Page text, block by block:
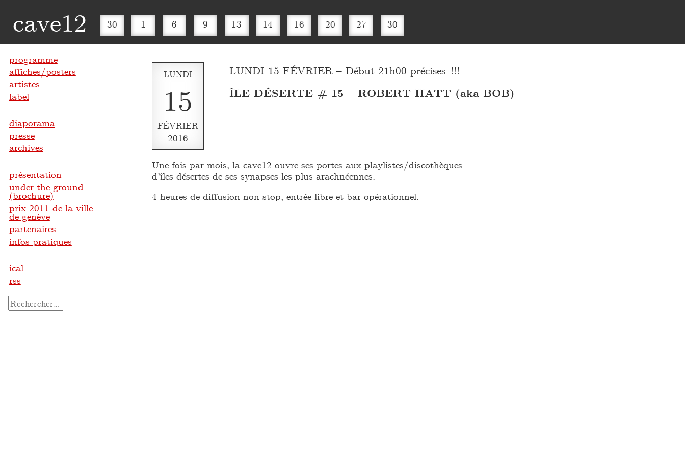
cave12 30 1 6 9 13 14 16 20 27 30
LUNDI
15
FÉVRIER
2016
LUNDI 15 FÉVRIER – Début 21h00 précises !!!
ÎLE DÉSERTE # 15 – ROBERT HATT (aka BOB)
Une fois par mois, la cave12 ouvre ses portes aux playlistes/discothèques
d’îles désertes de ses synapses les plus arachnéennes.
4 heures de diffusion non-stop, entrée libre et bar opérationnel.
programme
affiches/posters
artistes
label
diaporama
presse
archives
présentation
under the ground
(brochure)
prix 2011 de la ville
de genève
partenaires
infos pratiques
ical
rss
Rechercher :